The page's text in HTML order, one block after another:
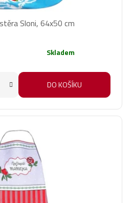
Sloni, 64x50 cm
Skladem
DO KOŠÍKU